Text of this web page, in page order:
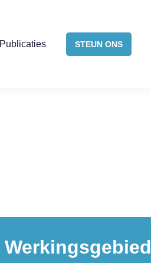
Publicaties STEUN ONS
Werkingsgebied